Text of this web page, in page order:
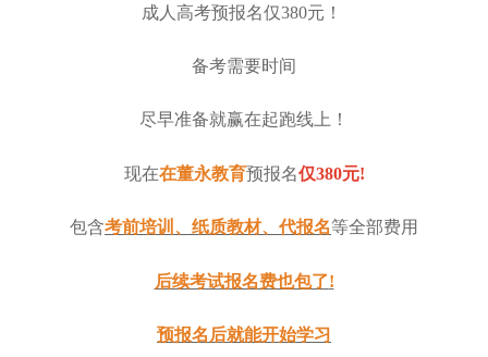
成人高考预报名仅380元！
备考需要时间
尽早准备就赢在起跑线上！
现在在董永教育预报名仅380元!
包含考前培训、纸质教材、代报名等全部费用
后续考试报名费也包了!
预报名后就能开始学习